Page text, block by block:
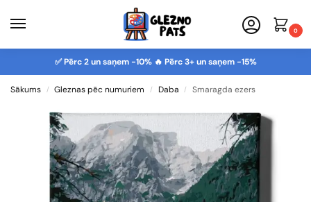
0
✅ Pērc 2 un saņem -10% 🔥 Pērc 3+ un saņem -15%
Sākums / Gleznas pēc numuriem / Daba / Smaragda ezers